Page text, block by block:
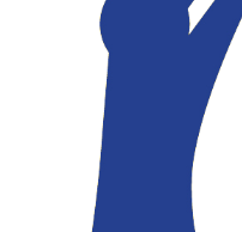
Blog CME
Proyek Terdahulu
Kredit Web-site